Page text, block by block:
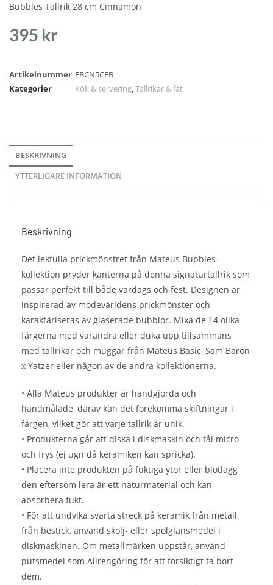
Bubbles Tallrik 28 cm Cinnamon
395 kr
Artikelnummer EBCN5CEB
Kategorier
Kök & servering,Tallrikar & fat
BESKRIVNING
YTTERLIGARE INFORMATION
Beskrivning
Det lekfulla prickmönstret från Mateus Bubbles-
kollektion pryder kanterna på denna signaturtallrik som
passar perfekt till både vardags och fest. Designen är
inspirerad av modevärldens prickmönster och
karaktäriseras av glaserade bubblor. Mixa de 14 olika
färgerna med varandra eller duka upp tillsammans
med tallrikar och muggar från Mateus Basic, Sam Baron
x Yatzer eller någon av de andra kollektionerna.
• Alla Mateus produkter är handgjorda och
handmålade, därav kan det förekomma skiftningar i
färgen, vilket gör att varje tallrik är unik.
• Produkterna går att diska i diskmaskin och tål micro
och frys (ej ugn då keramiken kan spricka).
• Placera inte produkten på fuktiga ytor eller blötlägg
den eftersom lera är ett naturmaterial och kan
absorbera fukt.
• För att undvika svarta streck på keramik från metall
från bestick, använd skölj- eller spolglansmedel i
diskmaskinen. Om metallmärken uppstår, använd
putsmedel som Allrengöring för att försiktigt ta bort
dem.